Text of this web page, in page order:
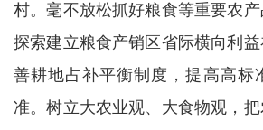
村。毫不放松抓好粮食等重要农产
探索建立粮食产销区省际横向利
善耕地占补平衡制度，提高高标
准。树立大农业观、大食物观，